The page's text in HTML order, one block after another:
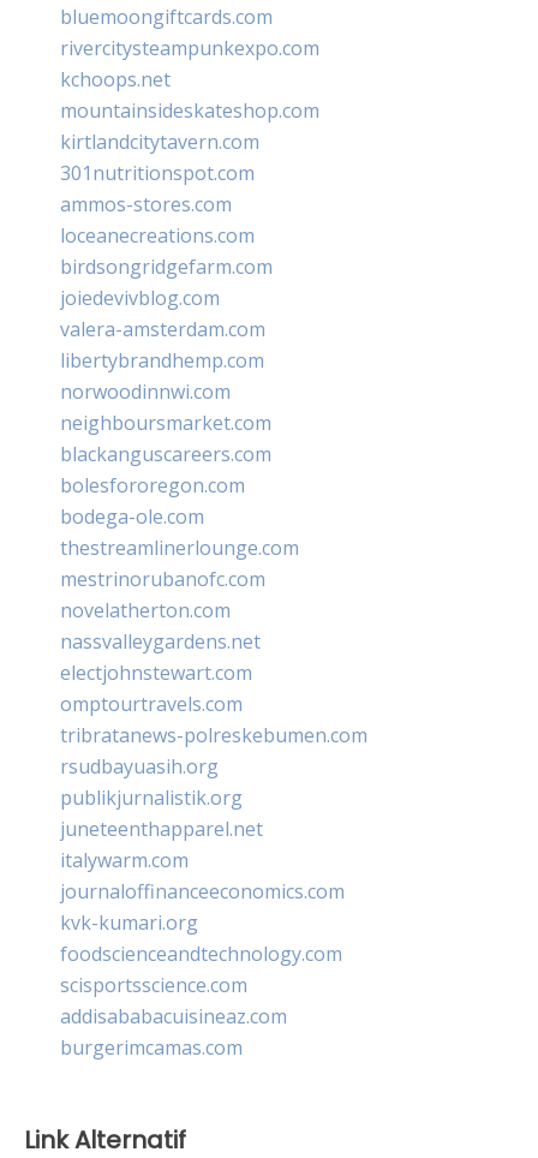
bluemoongiftcards.com
rivercitysteampunkexpo.com
kchoops.net
mountainsideskateshop.com
kirtlandcitytavern.com
301nutritionspot.com
ammos-stores.com
loceanecreations.com
birdsongridgefarm.com
joiedevivblog.com
valera-amsterdam.com
libertybrandhemp.com
norwoodinnwi.com
neighboursmarket.com
blackanguscareers.com
bolesfororegon.com
bodega-ole.com
thestreamlinerlounge.com
mestrinorubanofc.com
novelatherton.com
nassvalleygardens.net
electjohnstewart.com
omptourtravels.com
tribratanews-polreskebumen.com
rsudbayuasih.org
publikjurnalistik.org
juneteenthapparel.net
italywarm.com
journaloffinanceeconomics.com
kvk-kumari.org
foodscienceandtechnology.com
scisportsscience.com
addisababacuisineaz.com
burgerimcamas.com
Link Alternatif